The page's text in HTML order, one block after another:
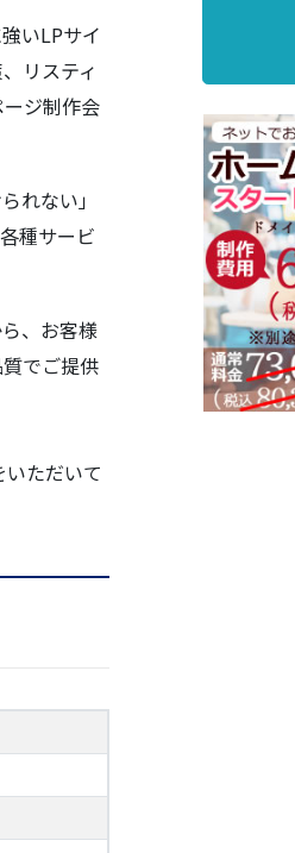
いLPサイ
リスティ
ジ制作会
れない」
種サービ
、お客様
でご提供
ただいて